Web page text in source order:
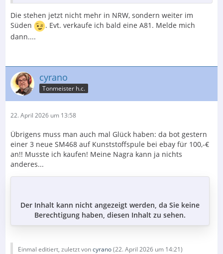
Die stehen jetzt nicht mehr in NRW, sondern weiter im
Süden
. Evt. verkaufe ich bald eine A81. Melde mich
dann....
cyrano
Tonmeister h.c.
22. April 2026 um 13:58
Übrigens muss man auch mal Glück haben: da bot gestern
einer 3 neue SM468 auf Kunststoffspule bei ebay für 100,-€
an!! Musste ich kaufen! Meine Nagra kann ja nichts
anderes...
Der Inhalt kann nicht angezeigt werden, da Sie keine
Berechtigung haben, diesen Inhalt zu sehen.
Einmal editiert, zuletzt voncyrano(22. April 2026 um 14:21)